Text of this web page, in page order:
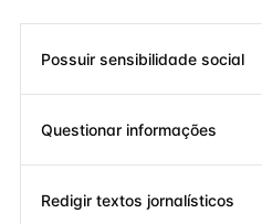
Possuir sensibilidade social
Questionar informações
Redigir textos jornalísticos